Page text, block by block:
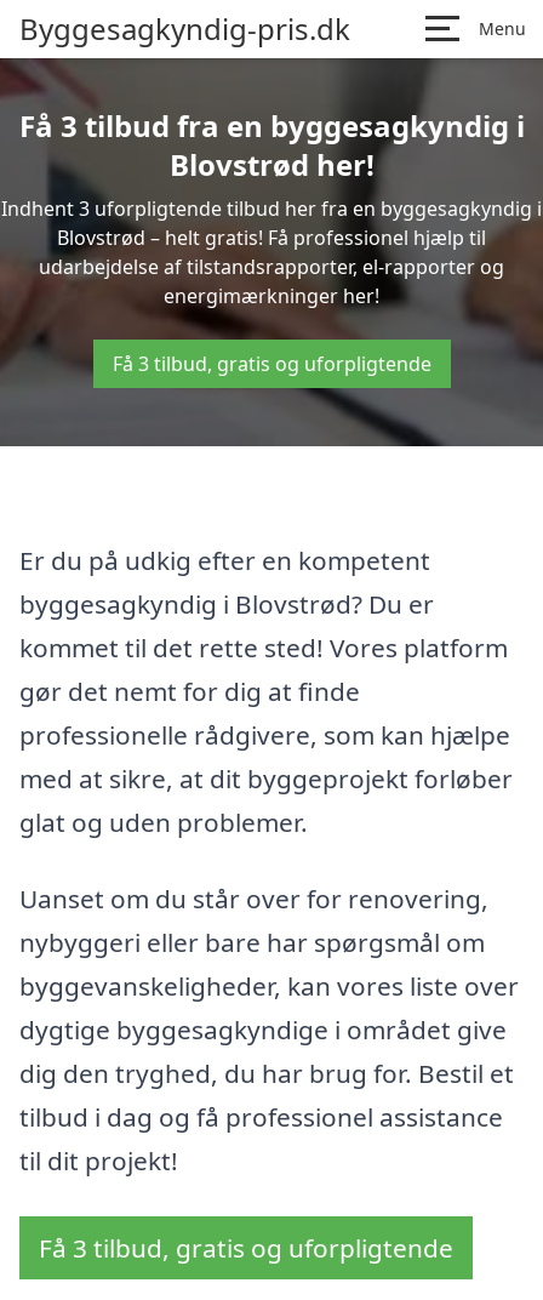
Byggesagkyndig-pris.dk Menu
Få 3 tilbud fra en byggesagkyndig i
Blovstrød her!
Indhent 3 uforpligtende tilbud her fra en byggesagkyndig i
Blovstrød – helt gratis! Få professionel hjælp til
udarbejdelse af tilstandsrapporter, el-rapporter og
energimærkninger her!
Få 3 tilbud, gratis og uforpligtende
Er du på udkig efter en kompetent
byggesagkyndig i Blovstrød? Du er
kommet til det rette sted! Vores platform
gør det nemt for dig at finde
professionelle rådgivere, som kan hjælpe
med at sikre, at dit byggeprojekt forløber
glat og uden problemer.
Uanset om du står over for renovering,
nybyggeri eller bare har spørgsmål om
byggevanskeligheder, kan vores liste over
dygtige byggesagkyndige i området give
dig den tryghed, du har brug for. Bestil et
tilbud i dag og få professionel assistance
til dit projekt!
Få 3 tilbud, gratis og uforpligtende